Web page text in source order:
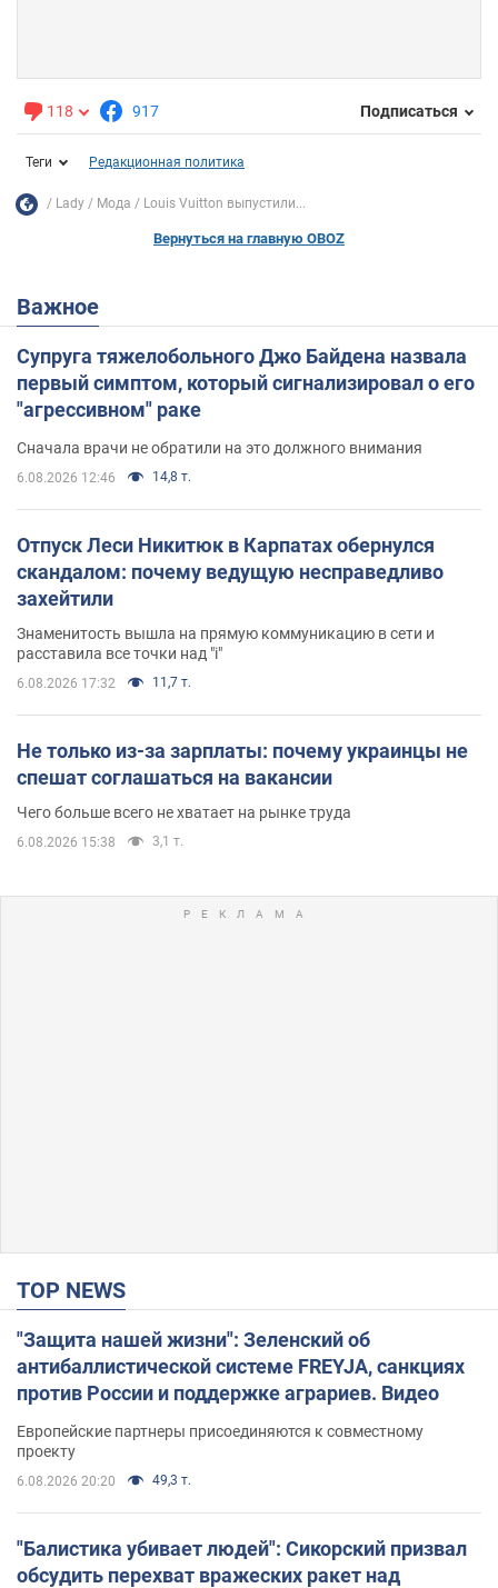
118 917 Подписаться
Теги Редакционная политика
Lady Мода Louis Vuitton выпустили...
Вернуться на главную OBOZ
Важное
Супруга тяжелобольного Джо Байдена назвала
первый симптом, который сигнализировал о его
"агрессивном" раке
Сначала врачи не обратили на это должного внимания
6.08.2026 12:46 14,8 т.
Отпуск Леси Никитюк в Карпатах обернулся
скандалом: почему ведущую несправедливо
захейтили
Знаменитость вышла на прямую коммуникацию в сети и
расставила все точки над "i"
6.08.2026 17:32 11,7 т.
Не только из-за зарплаты: почему украинцы не
спешат соглашаться на вакансии
Чего больше всего не хватает на рынке труда
6.08.2026 15:38 3,1 т.
TOP NEWS
"Защита нашей жизни": Зеленский об
антибаллистической системе FREYJA, санкциях
против России и поддержке аграриев. Видео
Европейские партнеры присоединяются к совместному
проекту
6.08.2026 20:20 49,3 т.
"Балистика убивает людей": Сикорский призвал
обсудить перехват вражеских ракет над